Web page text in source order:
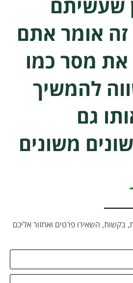
שעשיתם
זה אומר אתם
את מסר כמו
להמשיך
גם
משונים
בקשות, השאירו פרטים ואחזור אליכם